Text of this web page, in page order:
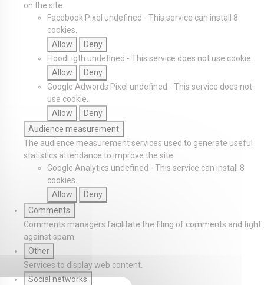
on the site.
Facebook Pixel undefined - This service can install 8
cookies.
Allow
Deny
FloodLigth undefined - This service does not use cookie.
Allow
Deny
Google Adwords Pixel undefined - This service does not
use cookie.
Allow
Deny
Audience measurement
The audience measurement services used to generate useful
statistics attendance to improve the site.
Google Analytics undefined - This service can install 8
cookies.
Allow
Deny
Comments
Comments managers facilitate the filing of comments and fight
against spam.
Other
Services to display web content.
Social networks